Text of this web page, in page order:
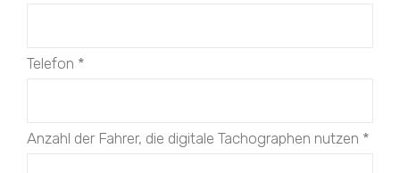
Telefon *
Anzahl der Fahrer, die digitale Tachographen nutzen *